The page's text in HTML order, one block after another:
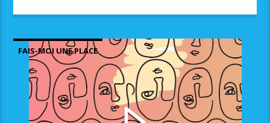
FAIS-MOI UNE PLACE